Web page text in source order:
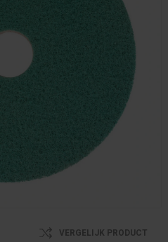
VERGELIJK PRODUCT